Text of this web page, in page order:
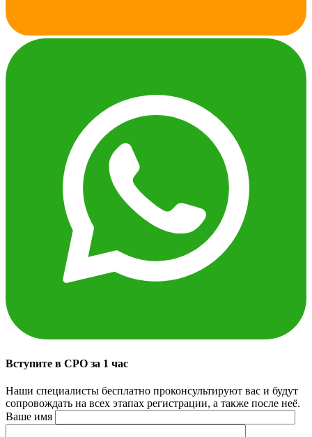
Вступите в СРО за 1 час
Наши специалисты бесплатно проконсультируют вас и будут
сопровождать на всех этапах регистрации, а также после неё.
Ваше имя